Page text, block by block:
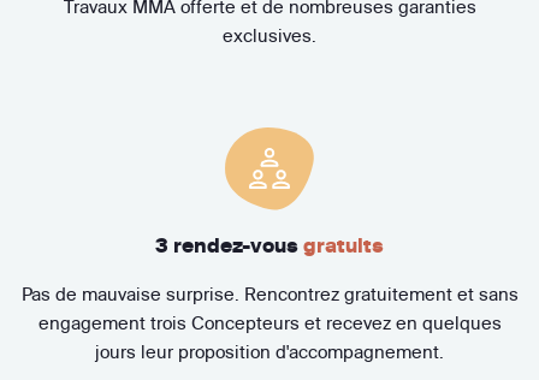
Travaux MMA offerte et de nombreuses garanties
exclusives.
3 rendez-vous gratuits
Pas de mauvaise surprise. Rencontrez gratuitement et sans
engagement trois Concepteurs et recevez en quelques
jours leur proposition d'accompagnement.